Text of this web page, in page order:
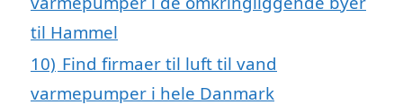
til Hammel
10) Find firmaer til luft til vand
varmepumper i hele Danmark